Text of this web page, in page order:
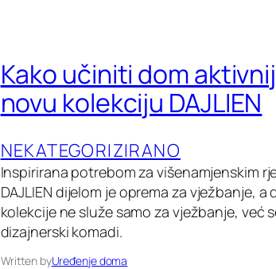
Kako učiniti dom
novu kolekciju DAJLIEN
NEKATEGORIZIRANO
Inspirirana potrebom za višenamjenskim
DAJLIEN dijelom je oprema za vježbanje,
kolekcije ne služe samo za vježbanje,
dizajnerski komadi.
Written byUređenje doma